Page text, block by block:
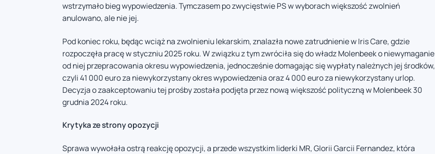
wstrzymało bieg wypowiedzenia. Tymczasem po zwycięstwie PS w wyborach większość zwolnień
anulowano, ale nie jej.
Pod koniec roku, będąc wciąż na zwolnieniu lekarskim, znalazła nowe zatrudnienie w Iris Care, gdzie
rozpoczęła pracę w styczniu 2025 roku. W związku z tym zwróciła się do władz Molenbeek o niewymaganie
od niej przepracowania okresu wypowiedzenia, jednocześnie domagając się wypłaty należnych jej środków,
czyli 41 000 euro za niewykorzystany okres wypowiedzenia oraz 4 000 euro za niewykorzystany urlop.
Decyzja o zaakceptowaniu tej prośby została podjęta przez nową większość polityczną w Molenbeek 30
grudnia 2024 roku.
Krytyka ze strony opozycji
Sprawa wywołała ostrą reakcję opozycji, a przede wszystkim liderki MR, Glorii Garcii Fernandez, która